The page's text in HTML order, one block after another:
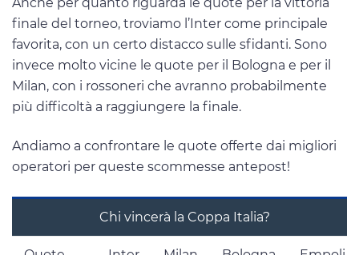
finale del torneo, troviamo l’Inter come principale
favorita, con un certo distacco sulle sfidanti. Sono
invece molto vicine le quote per il Bologna e per il
Milan, con i rossoneri che avranno probabilmente
più difficoltà a raggiungere la finale.
Andiamo a confrontare le quote offerte dai migliori
operatori per queste scommesse antepost!
Chi vincerà la Coppa Italia?